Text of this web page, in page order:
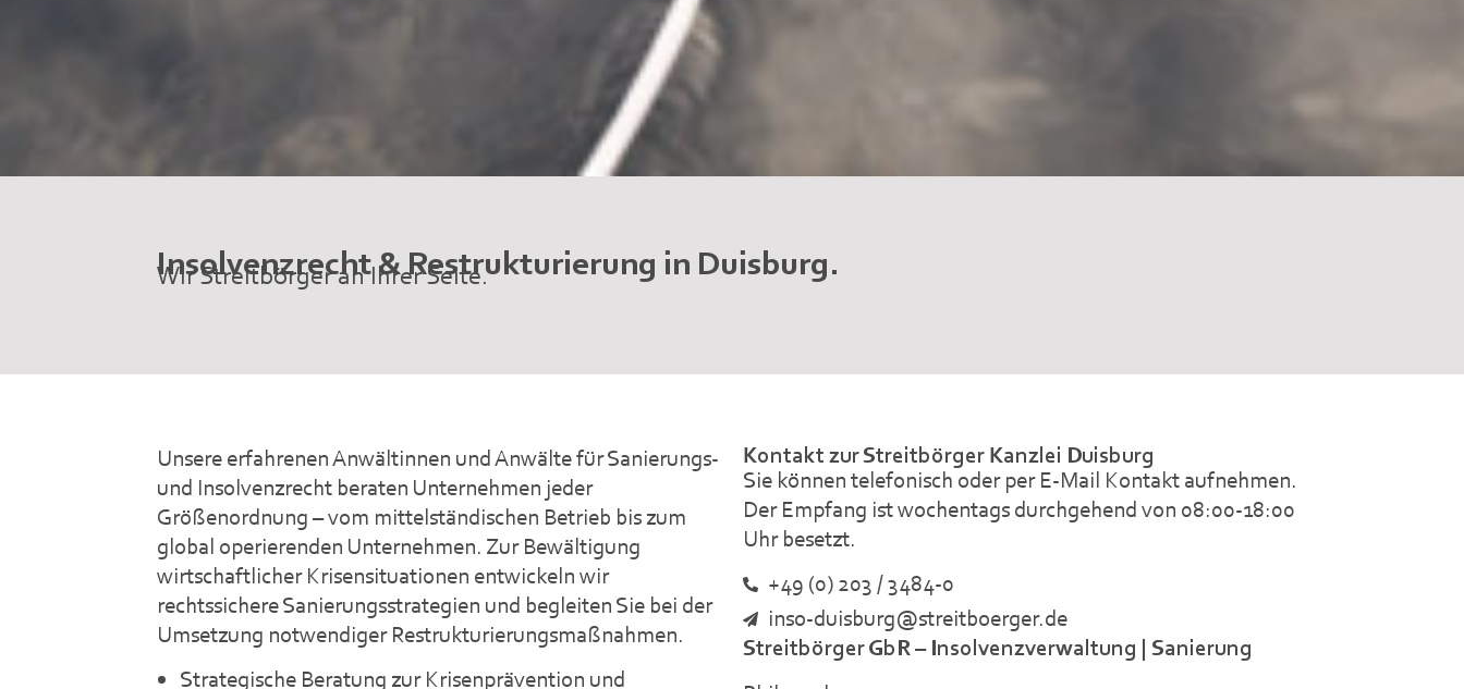
Insolvenzrecht & Restrukturierung in Duisburg.
Wir Streitbörger an Ihrer Seite.
Unsere erfahrenen Anwältinnen und Anwälte für Sanierungs-
und Insolvenzrecht beraten Unternehmen jeder
Größenordnung – vom mittelständischen Betrieb bis zum
global operierenden Unternehmen. Zur Bewältigung
wirtschaftlicher Krisensituationen entwickeln wir
rechtssichere Sanierungsstrategien und begleiten Sie bei der
Umsetzung notwendiger Restrukturierungsmaßnahmen.
Strategische Beratung zur Krisenprävention und
Kontakt zur Streitbörger Kanzlei Duisburg
Sie können telefonisch oder per E-Mail Kontakt aufnehmen.
Der Empfang ist wochentags durchgehend von 08:00-18:00
Uhr besetzt.
+49 (0) 203 / 3484-0
inso-duisburg@streitboerger.de
Streitbörger GbR – Insolvenzverwaltung | Sanierung